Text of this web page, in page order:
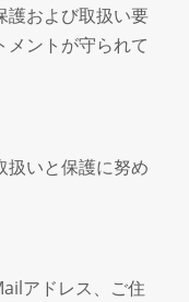
護および取扱い要
ントが守られて
扱いと保護に努め
アドレス、ご住